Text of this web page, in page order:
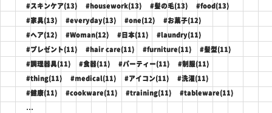
#スキンケア(13) #housework(13) #髪の毛(13) #food(13)
#家具(13) #everyday(13) #one(12) #お菓子(12)
#ヘア(12) #Woman(12) #日本(11) #laundry(11)
#プレゼント(11) #hair care(11) #furniture(11) #髪型(11)
#調理器具(11) #食器(11) #パーティー(11) #制服(11)
#thing(11) #medical(11) #アイコン(11) #洗濯(11)
#健康(11) #cookware(11) #training(11) #tableware(11)
...